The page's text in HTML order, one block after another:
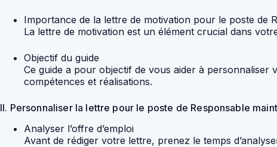
Importance de la lettre de motivation pour le poste de
La lettre de motivation est un élément crucial dans
Objectif du guide
Ce guide a pour objectif de vous aider à
compétences et réalisations.
II. Personnaliser la lettre pour le poste de Responsable
Analyser l’offre d’emploi
Avant de rédiger votre lettre, prenez le temps